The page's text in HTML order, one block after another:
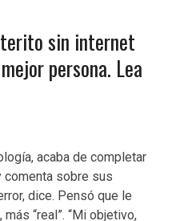
sin internet
persona. Lea
acaba de completar
sobre sus
dice. Pensó que le
“real”. “Mi objetivo,